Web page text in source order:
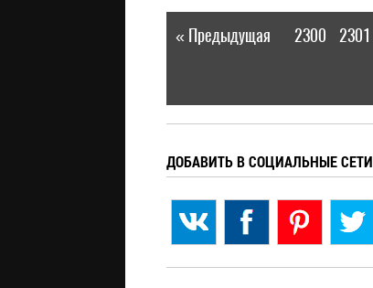
« Предыдущая 2300 2301
ДОБАВИТЬ В СОЦИАЛЬНЫЕ СЕТИ